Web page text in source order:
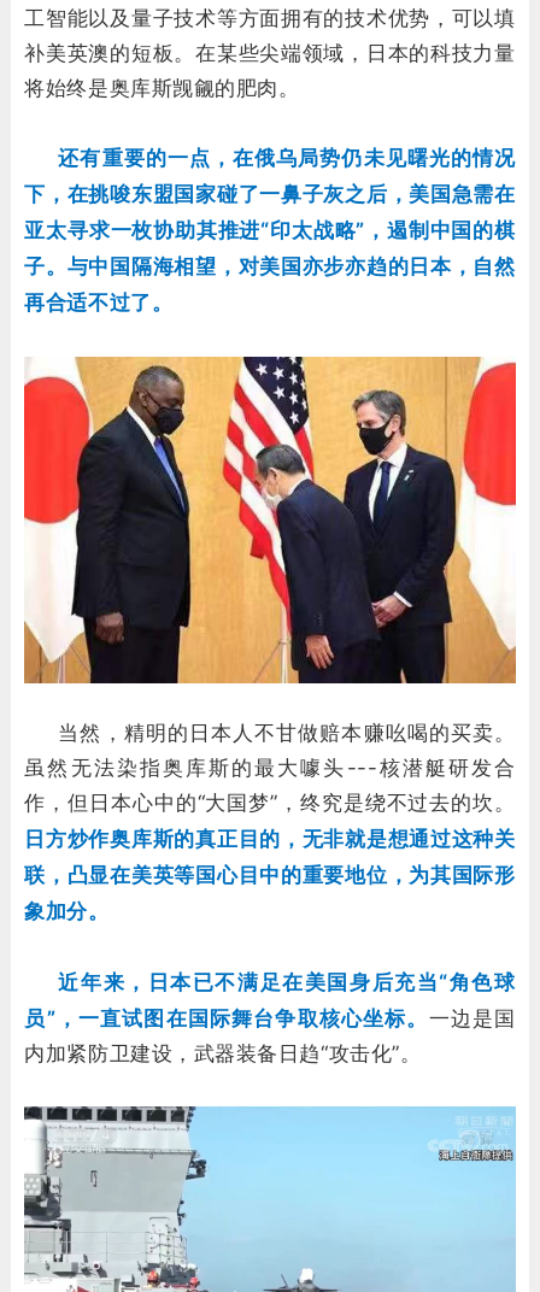
工智能以及量子技术等方面拥有的技术优势，可以填
补美英澳的短板。在某些尖端领域，日本的科技力量
将始终是奥库斯觊觎的肥肉。
还有重要的一点，在俄乌局势仍未见曙光的情况
下，在挑唆东盟国家碰了一鼻子灰之后，美国急需在
亚太寻求一枚协助其推进“印太战略”，遏制中国的棋
子。与中国隔海相望，对美国亦步亦趋的日本，自然
再合适不过了。
当然，精明的日本人不甘做赔本赚吆喝的买卖。
虽然无法染指奥库斯的最大噱头---核潜艇研发合
作，但日本心中的“大国梦”，终究是绕不过去的坎。
日方炒作奥库斯的真正目的，无非就是想通过这种关
联，凸显在美英等国心目中的重要地位，为其国际形
象加分。
近年来，日本已不满足在美国身后充当“角色球
员”，一直试图在国际舞台争取核心坐标。 一边是国
内加紧防卫建设，武器装备日趋“攻击化”。